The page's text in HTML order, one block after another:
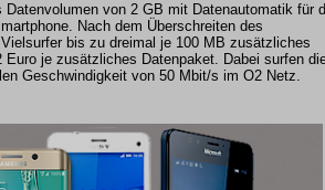
Datenvolumen von 2 GB mit Datenautomatik für
Nach dem Überschreiten des
bis zu dreimal je 100 MB zusätzliches
Euro je zusätzliches Datenpaket. Dabei surfen
Geschwindigkeit von 50 Mbit/s im O2 Netz.